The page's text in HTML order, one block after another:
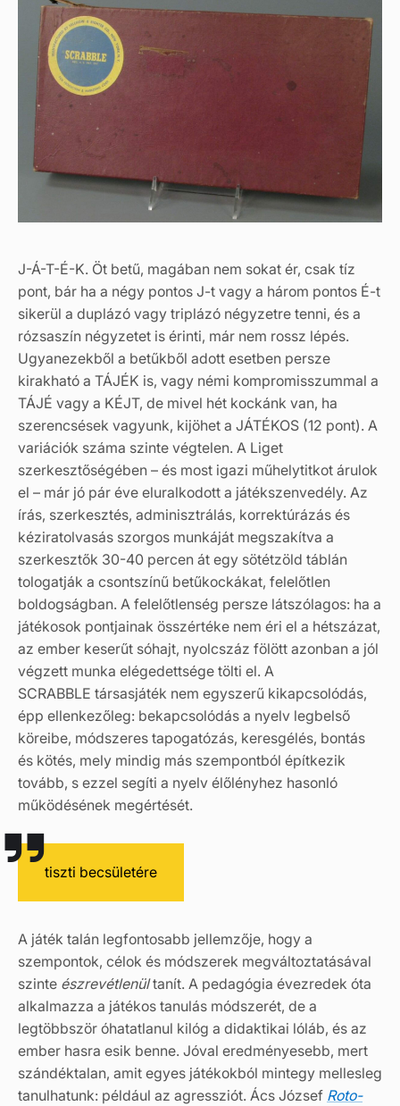
J-Á-T-É-K. Öt betű, magában nem sokat ér, csak tíz
pont, bár ha a négy pontos J-t vagy a három pontos É-t
sikerül a duplázó vagy triplázó négyzetre tenni, és a
rózsaszín négyzetet is érinti, már nem rossz lépés.
Ugyanezekből a betűkből adott esetben persze
kirakható a TÁJÉK is, vagy némi kompromisszummal a
TÁJÉ vagy a KÉJT, de mivel hét kockánk van, ha
szerencsések vagyunk, kijöhet a JÁTÉKOS (12 pont). A
variációk száma szinte végtelen. A Liget
szerkesztőségében – és most igazi műhelytitkot árulok
el – már jó pár éve eluralkodott a játékszenvedély. Az
írás, szerkesztés, adminisztrálás, korrektúrázás és
kéziratolvasás szorgos munkáját megszakítva a
szerkesztők 30-40 percen át egy sötétzöld táblán
tologatják a csontszínű betűkockákat, felelőtlen
boldogságban. A felelőtlenség persze látszólagos: ha a
játékosok pontjainak összértéke nem éri el a hétszázat,
az ember keserűt sóhajt, nyolcszáz fölött azonban a jól
végzett munka elégedettsége tölti el. A
SCRABBLE társasjáték nem egyszerű kikapcsolódás,
épp ellenkezőleg: bekapcsolódás a nyelv legbelső
köreibe, módszeres tapogatózás, keresgélés, bontás
és kötés, mely mindig más szempontból építkezik
tovább, s ezzel segíti a nyelv élőlényhez hasonló
működésének megértését.
tiszti becsületére
A játék talán legfontosabb jellemzője, hogy a
szempontok, célok és módszerek megváltoztatásával
szinte észrevétlenültanít. A pedagógia évezredek óta
alkalmazza a játékos tanulás módszerét, de a
legtöbbször óhatatlanul kilóg a didaktikai lóláb, és az
ember hasra esik benne. Jóval eredményesebb, mert
szándéktalan, amit egyes játékokból mintegy mellesleg
tanulhatunk: például az agressziót. Ács József Roto-